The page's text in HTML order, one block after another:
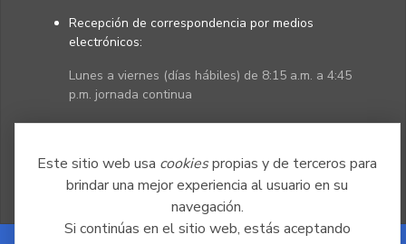
Este sitio web usa cookiespropias y de terceros para
brindar una mejor experiencia al usuario en su
navegación.
Si continúas en el sitio web, estás aceptando
Recepción de correspondencia por medios
electrónicos:
Lunes a viernes (días hábiles) de 8:15 a.m. a 4:45
p.m. jornada continua